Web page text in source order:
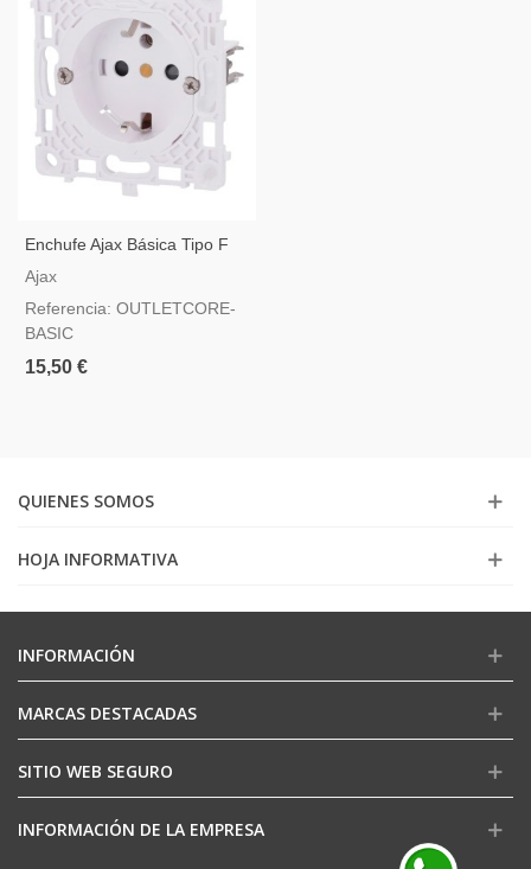
Enchufe Ajax Básica Tipo F
Ajax
Referencia: OUTLETCORE-
BASIC
15,50 €
QUIENES SOMOS
HOJA INFORMATIVA
INFORMACIÓN
MARCAS DESTACADAS
SITIO WEB SEGURO
INFORMACIÓN DE LA EMPRESA